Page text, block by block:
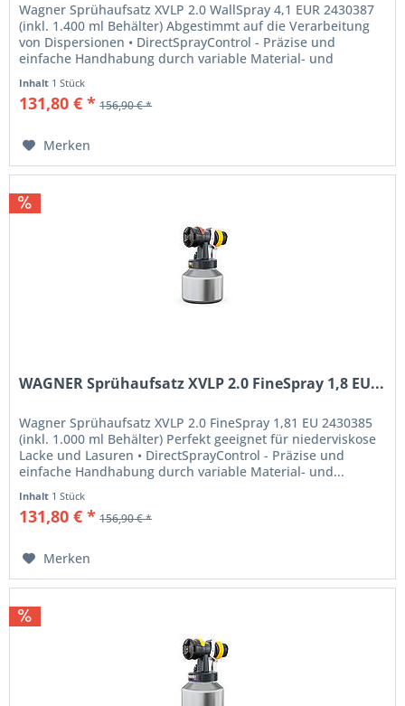
Wagner Sprühaufsatz XVLP 2.0 WallSpray 4,1 EUR 2430387
(inkl. 1.400 ml Behälter) Abgestimmt auf die Verarbeitung
von Dispersionen • DirectSprayControl - Präzise und
einfache Handhabung durch variable Material- und
Inhalt 1 Stück
131,80 € * 156,90 € *
Merken
WAGNER Sprühaufsatz XVLP 2.0 FineSpray 1,8 EU...
Wagner Sprühaufsatz XVLP 2.0 FineSpray 1,81 EU 2430385
(inkl. 1.000 ml Behälter) Perfekt geeignet für niederviskose
Lacke und Lasuren • DirectSprayControl - Präzise und
einfache Handhabung durch variable Material- und...
Inhalt 1 Stück
131,80 € * 156,90 € *
Merken